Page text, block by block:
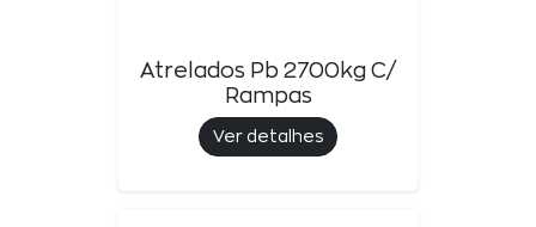
Atrelados Pb 2700kg C/
Rampas
Ver detalhes